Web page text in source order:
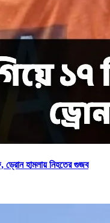
ড্রোন হামলায় নিহতের গুজব